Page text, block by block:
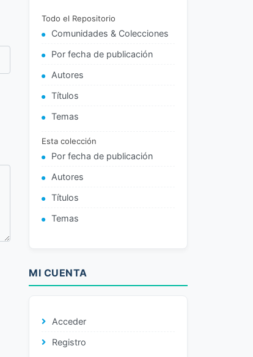
Todo el Repositorio
Comunidades & Colecciones
Por fecha de publicación
Autores
Títulos
Temas
Esta colección
Por fecha de publicación
Autores
Títulos
Temas
MI CUENTA
Acceder
Registro